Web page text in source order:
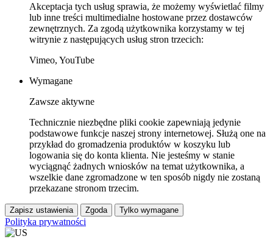
Akceptacja tych usług sprawia, że możemy wyświetlać filmy
lub inne treści multimedialne hostowane przez dostawców
zewnętrznych. Za zgodą użytkownika korzystamy w tej
witrynie z następujących usług stron trzecich:
Vimeo, YouTube
Wymagane
Zawsze aktywne
Technicznie niezbędne pliki cookie zapewniają jedynie
podstawowe funkcje naszej strony internetowej. Służą one na
przykład do gromadzenia produktów w koszyku lub
logowania się do konta klienta. Nie jesteśmy w stanie
wyciągnąć żadnych wniosków na temat użytkownika, a
wszelkie dane zgromadzone w ten sposób nigdy nie zostaną
przekazane stronom trzecim.
Zapisz ustawienia Zgoda Tylko wymagane
Polityka prywatności